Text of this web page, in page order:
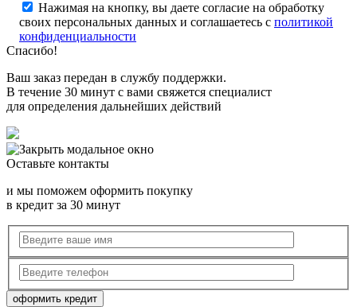
Нажимая на кнопку, вы даете согласие на обработку
своих персональных данных и соглашаетесь с политикой
конфиденциальности
Спасибо!
Ваш заказ передан в службу поддержки.
В течение 30 минут с вами свяжется специалист
для определения дальнейших действий
Оставьте контакты
и мы поможем оформить покупку
в кредит за 30 минут